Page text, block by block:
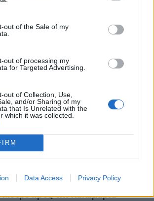
out of the Sale of my
out of processing my
for Targeted Advertising.
out of Collection, Use,
and/or Sharing of my
that Is Unrelated with the
which it was collected.
Data Access Privacy Policy
δράσεις στην κοινότητα
δρομολόγια της
Μετρό προς την Καλαμαριά